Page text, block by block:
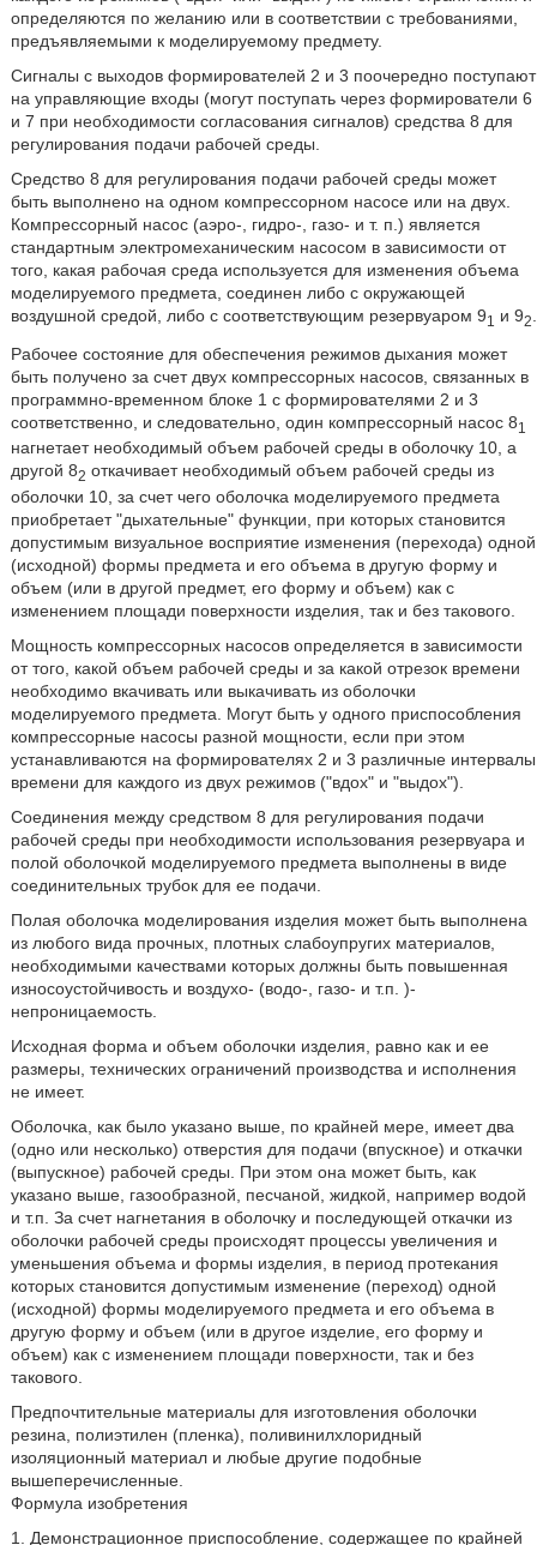
определяются по желанию или в соответствии с требованиями,
предъявляемыми к моделируемому предмету.
Сигналы с выходов формирователей 2 и 3 поочередно поступают
на управляющие входы (могут поступать через формирователи 6
и 7 при необходимости согласования сигналов) средства 8 для
регулирования подачи рабочей среды.
Средство 8 для регулирования подачи рабочей среды может
быть выполнено на одном компрессорном насосе или на двух.
Компрессорный насос (аэро-, гидро-, газо- и т. п.) является
стандартным электромеханическим насосом в зависимости от
того, какая рабочая среда используется для изменения объема
моделируемого предмета, соединен либо с окружающей
воздушной средой, либо с соответствующим резервуаром 91 и 92
Рабочее состояние для обеспечения режимов дыхания может
быть получено за счет двух компрессорных насосов, связанных в
программно-временном блоке 1 с формирователями 2 и 3
соответственно, и следовательно, один компрессорный насос 81
нагнетает необходимый объем рабочей среды в оболочку 10, а
другой 82 откачивает необходимый объем рабочей среды из
оболочки 10, за счет чего оболочка моделируемого предмета
приобретает "дыхательные" функции, при которых становится
допустимым визуальное восприятие изменения (перехода) одной
(исходной) формы предмета и его объема в другую форму и
объем (или в другой предмет, его форму и объем) как с
изменением площади поверхности изделия, так и без такового.
Мощность компрессорных насосов определяется в зависимости
от того, какой объем рабочей среды и за какой отрезок времени
необходимо вкачивать или выкачивать из оболочки
моделируемого предмета. Могут быть у одного приспособления
компрессорные насосы разной мощности, если при этом
устанавливаются на формирователях 2 и 3 различные интервалы
времени для каждого из двух режимов ("вдох" и "выдох").
Соединения между средством 8 для регулирования подачи
рабочей среды при необходимости использования резервуара и
полой оболочкой моделируемого предмета выполнены в виде
соединительных трубок для ее подачи.
Полая оболочка моделирования изделия может быть выполнена
из любого вида прочных, плотных слабоупругих материалов,
необходимыми качествами которых должны быть повышенная
износоустойчивость и воздухо- (водо-, газо- и т.п. )-
непроницаемость.
Исходная форма и объем оболочки изделия, равно как и ее
размеры, технических ограничений производства и исполнения
не имеет.
Оболочка, как было указано выше, по крайней мере, имеет два
(одно или несколько) отверстия для подачи (впускное) и откачки
(выпускное) рабочей среды. При этом она может быть, как
указано выше, газообразной, песчаной, жидкой, например водой
и т.п. За счет нагнетания в оболочку и последующей откачки из
оболочки рабочей среды происходят процессы увеличения и
уменьшения объема и формы изделия, в период протекания
которых становится допустимым изменение (переход) одной
(исходной) формы моделируемого предмета и его объема в
другую форму и объем (или в другое изделие, его форму и
объем) как с изменением площади поверхности, так и без
такового.
Предпочтительные материалы для изготовления оболочки
резина, полиэтилен (пленка), поливинилхлоридный
изоляционный материал и любые другие подобные
вышеперечисленные.
Формула изобретения
1. Демонстрационное приспособление, содержащее по крайней